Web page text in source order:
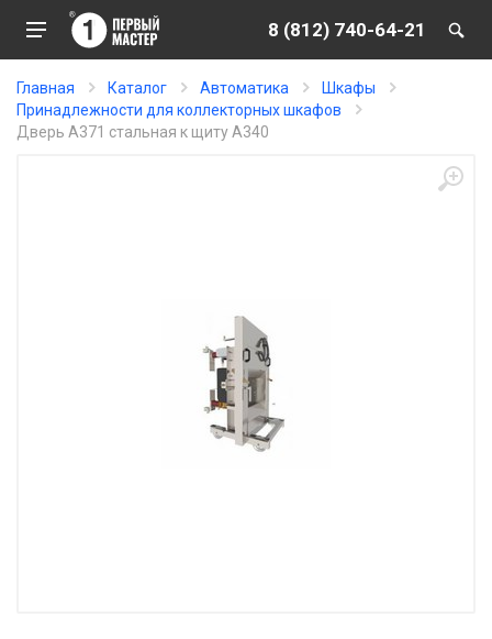
8 (812) 740-64-21
Главная Каталог Автоматика
Шкафы
Принадлежности для коллекторных шкафов
Дверь A371 стальная к щиту A340